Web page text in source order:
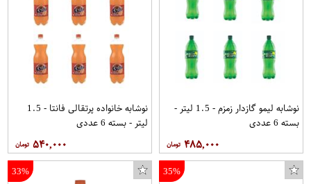
نوشابه لیمو گازدار زمزم - 1.5 لیتر -
بسته 6 عددی
۴۸۵,۰۰۰
نوشابه خانواده پرتقالی فانتا - 1.5
لیتر - بسته 6 عددی
۵۴۰,۰۰۰
35%
33%